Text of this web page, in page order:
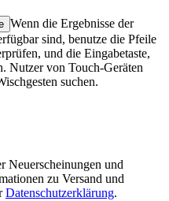
Wenn die Ergebnisse der
sind, benutze die Pfeile
und die Eingabetaste,
Nutzer von Touch-Geräten
suchen.
Neuerscheinungen und
zu Versand und
Datenschutzerklärung.